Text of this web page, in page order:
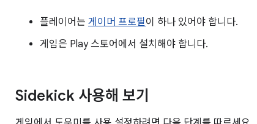
플레이어는 게이머 프로필이 하나 있어야 합니다.
게임은 Play 스토어에서 설치해야 합니다.
Sidekick 사용해 보기